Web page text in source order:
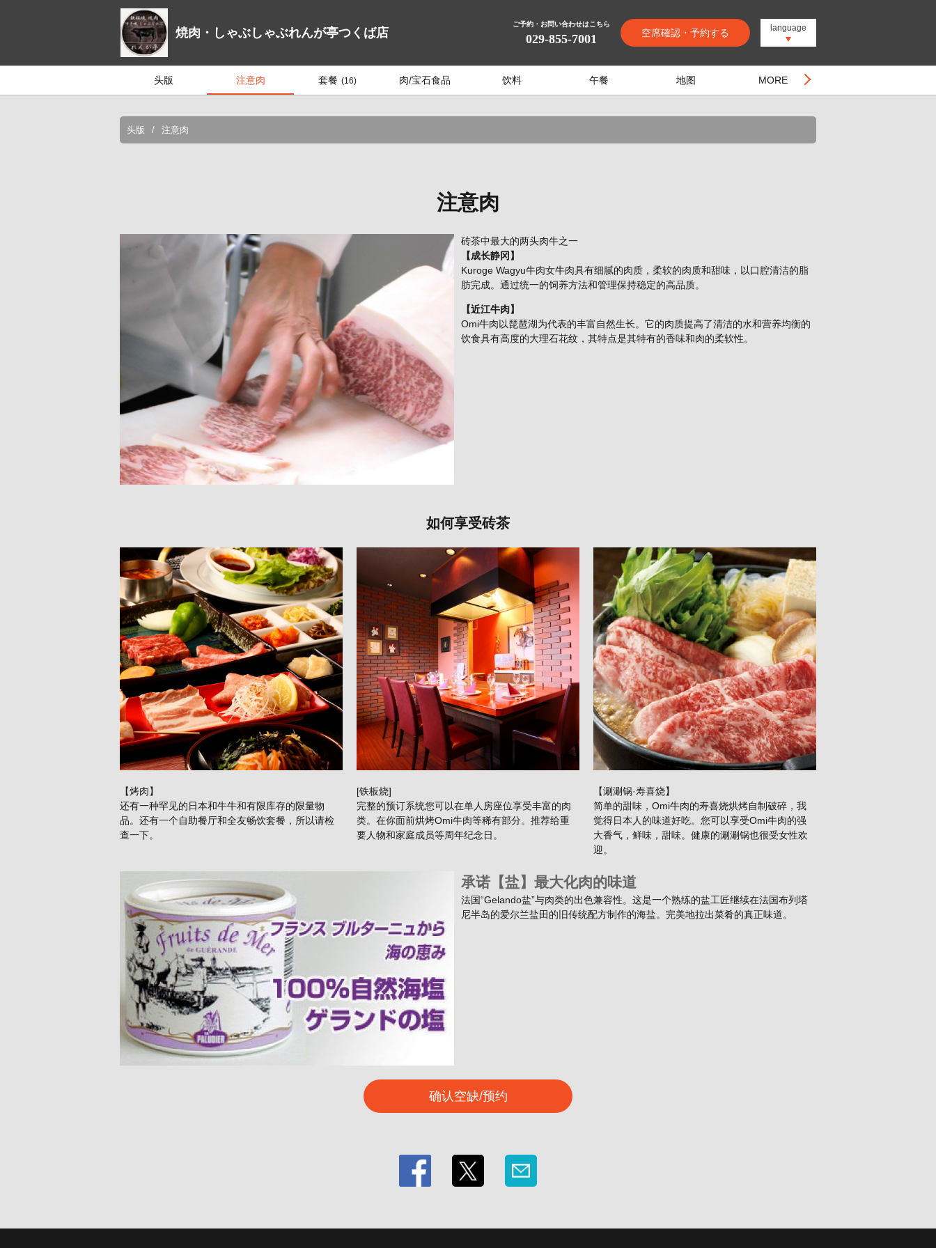
焼肉・しゃぶしゃぶれんが亭つくば店
ご予約・お問い合わせはこちら
029-855-7001 空席確認・予約する language
头版 注意肉 套餐 (16) 肉/宝石食品 饮料 午餐 地图 MORE
头版 注意肉
注意肉
砖茶中最大的两头肉牛之一
【成长静冈】
Kuroge Wagyu牛肉女牛肉具有细腻的肉质，柔软的肉质和甜味，以口腔清洁的脂
肪完成。通过统一的饲养方法和管理保持稳定的高品质。
【近江牛肉】
Omi牛肉以琵琶湖为代表的丰富自然生长。它的肉质提高了清洁的水和营养均衡的
饮食具有高度的大理石花纹，其特点是其特有的香味和肉的柔软性。
如何享受砖茶
【烤肉】
还有一种罕见的日本和牛牛和有限库存的限量物
品。还有一个自助餐厅和全友畅饮套餐，所以请检
查一下。
[铁板烧]
完整的预订系统您可以在单人房座位享受丰富的肉
类。在你面前烘烤Omi牛肉等稀有部分。推荐给重
要人物和家庭成员等周年纪念日。
【涮涮锅·寿喜烧】
简单的甜味，Omi牛肉的寿喜烧烘烤自制破碎，我
觉得日本人的味道好吃。您可以享受Omi牛肉的强
大香气，鲜味，甜味。健康的涮涮锅也很受女性欢
迎。
承诺【盐】最大化肉的味道
法国“Gelando盐”与肉类的出色兼容性。这是一个熟练的盐工匠继续在法国布列塔
尼半岛的爱尔兰盐田的旧传统配方制作的海盐。完美地拉出菜肴的真正味道。
确认空缺/预约